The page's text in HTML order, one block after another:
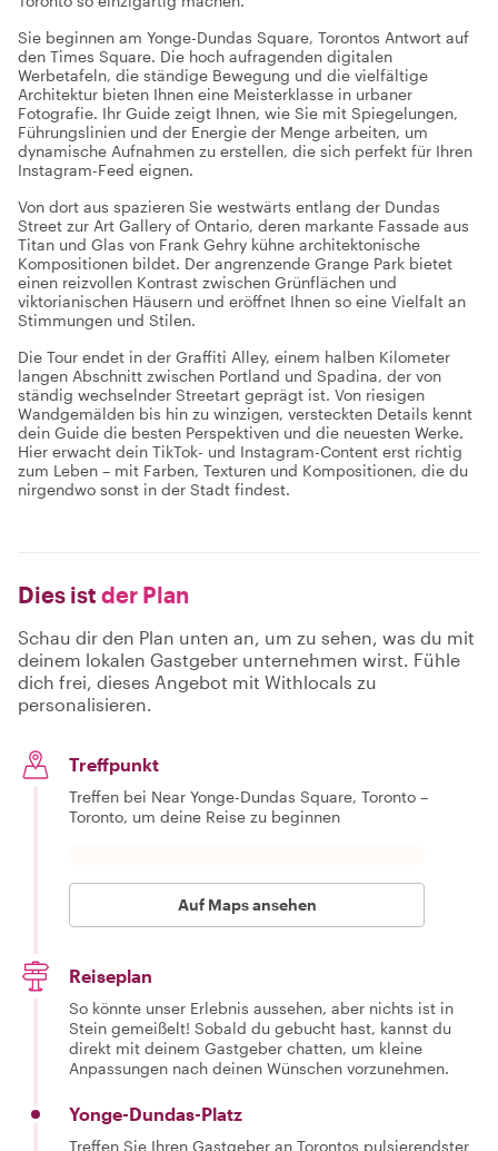
Sie beginnen am Yonge-Dundas Square, Torontos Antwort auf
den Times Square. Die hoch aufragenden digitalen
Werbetafeln, die ständige Bewegung und die vielfältige
Architektur bieten Ihnen eine Meisterklasse in urbaner
Fotografie. Ihr Guide zeigt Ihnen, wie Sie mit Spiegelungen,
Führungslinien und der Energie der Menge arbeiten, um
dynamische Aufnahmen zu erstellen, die sich perfekt für Ihren
Instagram-Feed eignen.
Von dort aus spazieren Sie westwärts entlang der Dundas
Street zur Art Gallery of Ontario, deren markante Fassade aus
Titan und Glas von Frank Gehry kühne architektonische
Kompositionen bildet. Der angrenzende Grange Park bietet
einen reizvollen Kontrast zwischen Grünflächen und
viktorianischen Häusern und eröffnet Ihnen so eine Vielfalt an
Stimmungen und Stilen.
Die Tour endet in der Graffiti Alley, einem halben Kilometer
langen Abschnitt zwischen Portland und Spadina, der von
ständig wechselnder Streetart geprägt ist. Von riesigen
Wandgemälden bis hin zu winzigen, versteckten Details kennt
dein Guide die besten Perspektiven und die neuesten Werke.
Hier erwacht dein TikTok- und Instagram-Content erst richtig
zum Leben – mit Farben, Texturen und Kompositionen, die du
nirgendwo sonst in der Stadt findest.
Dies ist der Plan
Schau dir den Plan unten an, um zu sehen, was du mit
deinem lokalen Gastgeber unternehmen wirst. Fühle
dich frei, dieses Angebot mit Withlocals zu
personalisieren.
Treffpunkt
Treffen bei Near Yonge-Dundas Square, Toronto –
Toronto, um deine Reise zu beginnen
Auf Maps ansehen
Reiseplan
So könnte unser Erlebnis aussehen, aber nichts ist in
Stein gemeißelt! Sobald du gebucht hast, kannst du
direkt mit deinem Gastgeber chatten, um kleine
Anpassungen nach deinen Wünschen vorzunehmen.
Yonge-Dundas-Platz
Treffen Sie Ihren Gastgeber an Torontos pulsierendster